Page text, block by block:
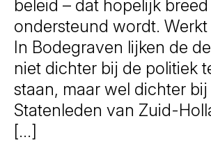
beleid – dat hopelijk breed
ondersteund wordt.
In Bodegraven lijken de
niet dichter bij de politiek
staan, maar wel dichter bij
Statenleden van Zuid-
[…]